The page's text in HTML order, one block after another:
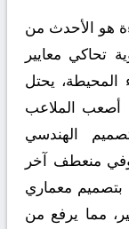
هو الأحدث من
تحاكي معايير
المحيطة، يحتل
أصعب الملاعب
الهندسي
منعطف آخر
بتصميم معماري
مما يرفع من